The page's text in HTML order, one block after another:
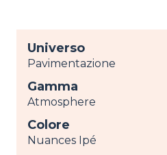
Universo
Pavimentazione
Gamma
Atmosphere
Colore
Nuances Ipé